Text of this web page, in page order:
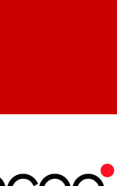
Córdoba